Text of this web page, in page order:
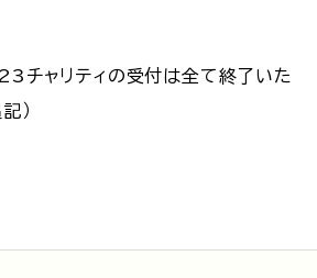
チャリティの受付は全て終了いた
）